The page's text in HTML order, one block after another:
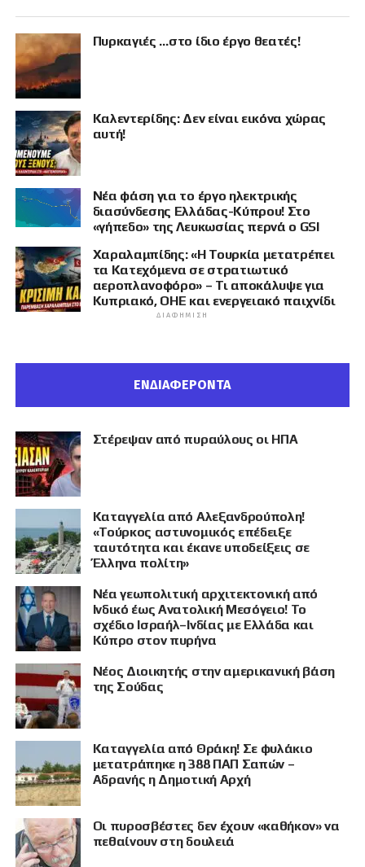
Πυρκαγιές …στο ίδιο έργο θεατές!
Καλεντερίδης: Δεν είναι εικόνα χώρας
αυτή!
Νέα φάση για το έργο ηλεκτρικής
διασύνδεσης Ελλάδας-Κύπρου! Στο
«γήπεδο» της Λευκωσίας περνά ο GSI
Χαραλαμπίδης: «Η Τουρκία μετατρέπει
τα Κατεχόμενα σε στρατιωτικό
αεροπλανοφόρο» – Τι αποκάλυψε για
Κυπριακό, ΟΗΕ και ενεργειακό παιχνίδι
ΔΙΑΦΉΜΙΣΗ
ΕΝΔΙΑΦΕΡΟΝΤΑ
Στέρεψαν από πυραύλους οι ΗΠΑ
Καταγγελία από Αλεξανδρούπολη!
«Τούρκος αστυνομικός επέδειξε
ταυτότητα και έκανε υποδείξεις σε
Έλληνα πολίτη»
Νέα γεωπολιτική αρχιτεκτονική από
Ινδικό έως Ανατολική Μεσόγειο! Το
σχέδιο Ισραήλ–Ινδίας με Ελλάδα και
Κύπρο στον πυρήνα
Νέος Διοικητής στην αμερικανική βάση
της Σούδας
Καταγγελία από Θράκη! Σε φυλάκιο
μετατράπηκε η 388 ΠΑΠ Σαπών –
Αδρανής η Δημοτική Αρχή
Οι πυροσβέστες δεν έχουν «καθήκον» να
πεθαίνουν στη δουλειά